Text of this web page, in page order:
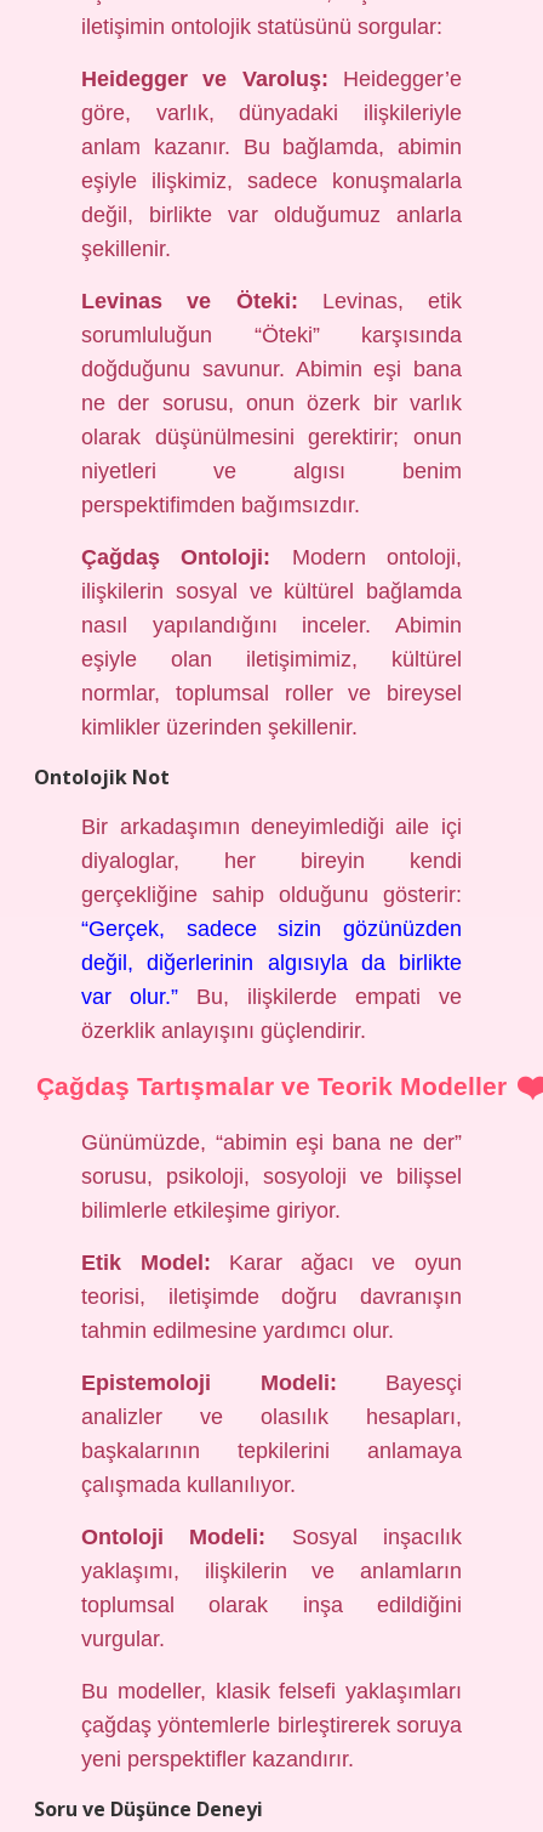
iletişimin ontolojik statüsünü sorgular:
Heidegger ve Varoluş: Heidegger’e
göre, varlık, dünyadaki ilişkileriyle
anlam kazanır. Bu bağlamda, abimin
eşiyle ilişkimiz, sadece konuşmalarla
değil, birlikte var olduğumuz anlarla
şekillenir.
Levinas ve Öteki: Levinas, etik
sorumluluğun “Öteki” karşısında
doğduğunu savunur. Abimin eşi bana
ne der sorusu, onun özerk bir varlık
olarak düşünülmesini gerektirir; onun
niyetleri ve algısı benim
perspektifimden bağımsızdır.
Çağdaş Ontoloji: Modern ontoloji,
ilişkilerin sosyal ve kültürel bağlamda
nasıl yapılandığını inceler. Abimin
eşiyle olan iletişimimiz, kültürel
normlar, toplumsal roller ve bireysel
kimlikler üzerinden şekillenir.
Ontolojik Not
Bir arkadaşımın deneyimlediği aile içi
diyaloglar, her bireyin kendi
gerçekliğine sahip olduğunu gösterir:
“Gerçek, sadece sizin gözünüzden
değil, diğerlerinin algısıyla da birlikte
var olur.” Bu, ilişkilerde empati ve
özerklik anlayışını güçlendirir.
Çağdaş Tartışmalar ve Teorik Modeller
Günümüzde, “abimin eşi bana ne der”
sorusu, psikoloji, sosyoloji ve bilişsel
bilimlerle etkileşime giriyor.
Etik Model: Karar ağacı ve oyun
teorisi, iletişimde doğru davranışın
tahmin edilmesine yardımcı olur.
Epistemoloji Modeli: Bayesçi
analizler ve olasılık hesapları,
başkalarının tepkilerini anlamaya
çalışmada kullanılıyor.
Ontoloji Modeli: Sosyal inşacılık
yaklaşımı, ilişkilerin ve anlamların
toplumsal olarak inşa edildiğini
vurgular.
Bu modeller, klasik felsefi yaklaşımları
çağdaş yöntemlerle birleştirerek soruya
yeni perspektifler kazandırır.
Soru ve Düşünce Deneyi